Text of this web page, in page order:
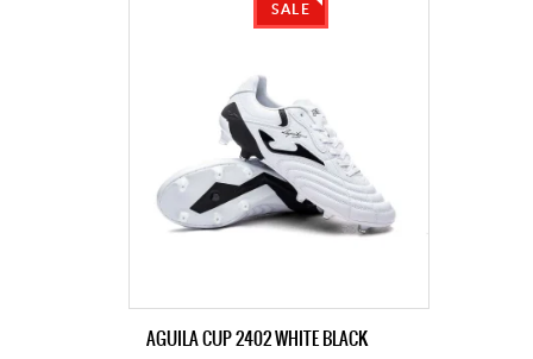
SALE
AGUILA CUP 2402 WHITE BLACK